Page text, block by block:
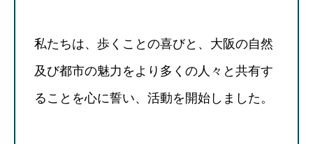
私たちは、歩くことの喜びと、大阪の自然
及び都市の魅力をより多くの人々と共有す
ることを心に誓い、活動を開始しました。